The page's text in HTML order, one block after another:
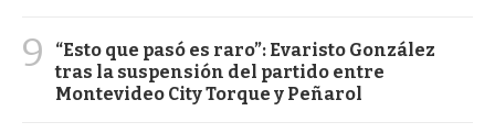
9
“Esto que pasó es raro”: Evaristo González
tras la suspensión del partido entre
Montevideo City Torque y Peñarol